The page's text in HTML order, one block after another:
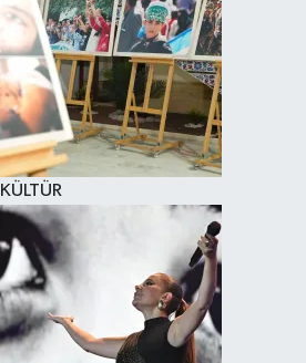
KÜLTÜR